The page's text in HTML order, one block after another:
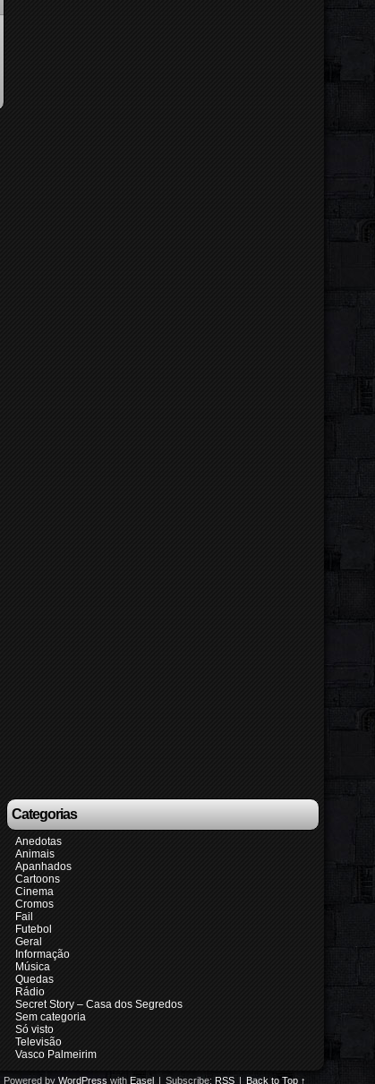
Categorias
Anedotas
Animais
Apanhados
Cartoons
Cinema
Cromos
Fail
Futebol
Geral
Informação
Música
Quedas
Rádio
Secret Story – Casa dos Segredos
Sem categoria
Só visto
Televisão
Vasco Palmeirim
Powered by WordPress with Easel | Subscribe: RSS | Back to Top ↑